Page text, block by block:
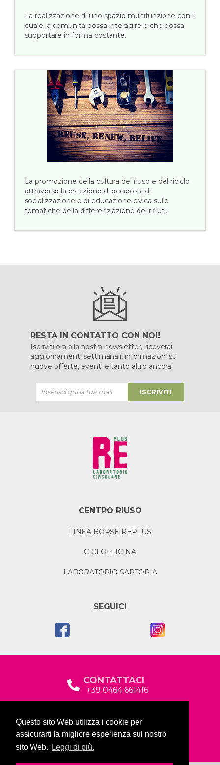
Questo sito Web utilizza i cookie per
assicurarti la migliore esperienza sul nostro
sito Web.
Leggi di più.
La realizzazione di uno spazio multifunzione con il
quale la comunità possa interagire e che possa
supportare in forma costante.
La promozione della cultura del riuso e del riciclo
attraverso la creazione di occasioni di
socializzazione e di educazione civica sulle
tematiche della differenziazione dei rifiuti.
RESTA IN CONTATTO CON NOI!
Iscriviti ora alla nostra newsletter, riceverai
aggiornamenti settimanali, informazioni su
nuove offerte, eventi e tanto altro ancora!
ISCRIVITI
CENTRO RIUSO
LINEA BORSE REPLUS
CICLOFFICINA
LABORATORIO SARTORIA
SEGUICI
CONTATTACI
+39 0464 661416
Via Baltera, 19
38066 Riva del Garda (TN)